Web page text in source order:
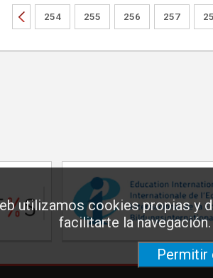
utilizamos cookies propias y
facilitarte la
Permitir
254 255 256 257